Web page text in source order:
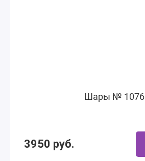
Шары № 1076
3950 руб.